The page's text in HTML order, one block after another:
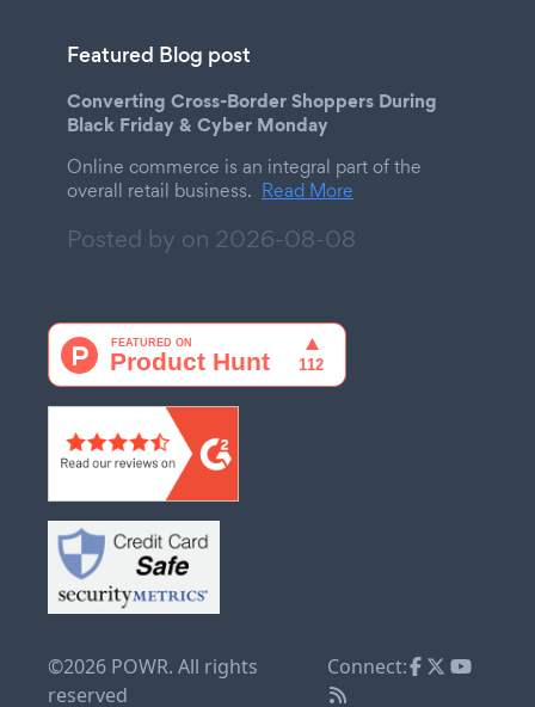
Featured Blog post
Converting Cross-Border Shoppers During
Black Friday & Cyber Monday
Online commerce is an integral part of the
overall retail business. Read More
Posted by on 2026-08-08
©2026 POWR. All rights
reserved
Connect: